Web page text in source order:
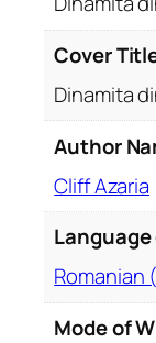
l
e
Cover
Dinamita
Author
Cliff Azaria
Romanian
Mode of